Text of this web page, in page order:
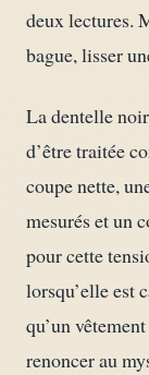
deux lectures.
bague, lisser
La dentelle
d’être traitée
coupe nette,
mesurés et un
pour cette
lorsqu’elle est
qu’un
renoncer au